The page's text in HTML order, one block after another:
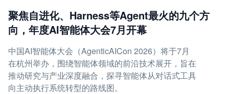
聚焦自进化、Harness等Agent最火的九个方
向，年度AI智能体大会7月开幕
中国AI智能体大会（AgenticAICon 2026）将于7月
在杭州举办，围绕智能体领域的前沿技术展开，旨在
推动研究与产业深度融合，探寻智能体从对话式工具
向主动执行系统转型的路线图。